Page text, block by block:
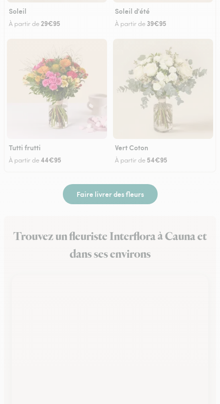
Soleil
À partir de29€95
Soleil d'été
À partir de 39€95
Tutti frutti
À partir de44€95
Vert Coton
À partir de 54€95
Faire livrer des fleurs
Trouvez un fleuriste Interflora à Cauna et
dans ses environs